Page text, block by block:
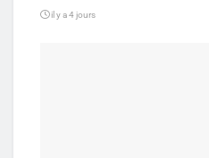
il y a 4 jours